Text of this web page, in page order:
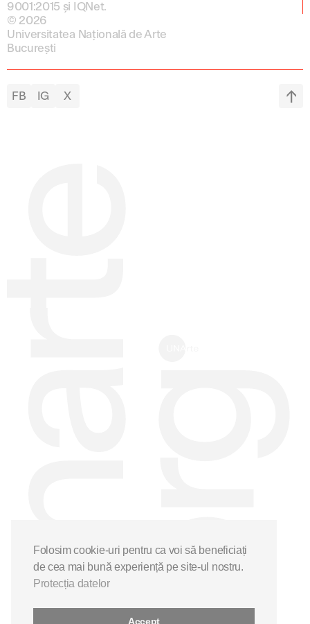
9001:2015 și IQNet.
© 2026
Universitatea Națională de Arte
București
FB IG X
Folosim cookie-uri pentru ca voi să beneficiați
de cea mai bună experiență pe site-ul nostru.
Protecția datelor
Accept